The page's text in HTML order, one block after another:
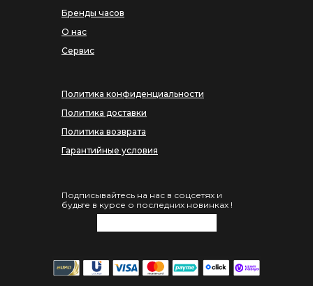
Подписывайтесь на нас в соцсетях и
будьте в курсе о последних новинках !
Бренды часов
О нас
Сервис
Политика конфиденциальности
Политика доставки
Политика возврата
Гарантийные условия